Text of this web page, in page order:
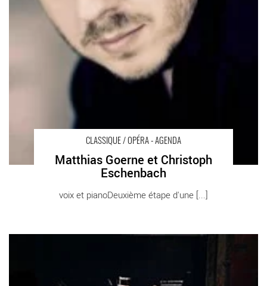
CLASSIQUE / OPÉRA - AGENDA
Matthias Goerne et Christoph
Eschenbach
voix et pianoDeuxième étape d'une [...]